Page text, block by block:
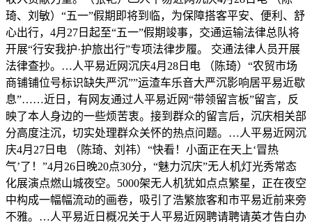
琦、刘敏）“五一”假期即将到临，为保障搭客平安、便利、舒
心出行，4月27日起至“五一”假期竣事，交通运输法律总队将
开展“行安我护·护旅出行”专项法律步履。 交通法律人员开展
法律查抄。…人平易近网沉庆4月28日电 （陈琦）“农贸市场
商铺铺位号标识缺失严沉””运渣车乐音大严沉影响居平易近歇
息”……近日，有网友通过人平易近网“带领留言板”留言，反
映了本人身边的一些烦苦衷。接到群众的留言后，沉庆相关部
分高度注沉，切实处理群众关怀的热点问题。…人平易近网沉
庆4月27日电 （陈琦、刘祎）“快看！小面正在天上‘冒热
气’了！”4月26日晚20点30分，“魅力沉庆”无人机灯光秀常态
化展演点燃山城夜空。5000架无人机犹如点点繁星，正在夜空
中构成一幅幅流动的画卷，吸引了浩繁旅客和市平易近前来旁
不雅。…人平易近日概况关于人平易近网聘请聘请英才告白办